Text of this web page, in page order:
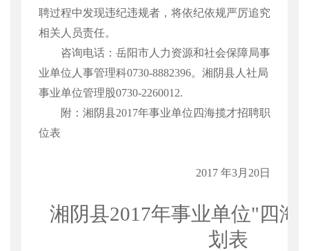
聘过程中发现违纪违规者，将依纪依规严厉追究
相关人员责任。
咨询电话：岳阳市人力资源和社会保障局事
业单位人事管理科0730-8882396。湘阴县人社局
事业单位管理股0730-2260012.
附：湘阴县2017年事业单位四海揽才招聘职
位表
2017 年3月 20日
湘阴县2017年事业单位"四海
划表